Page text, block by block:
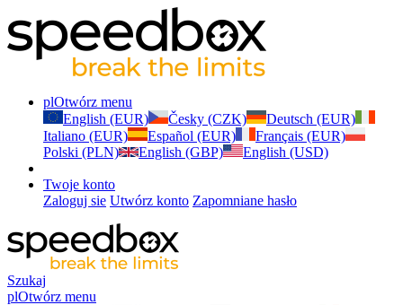
plOtwórz menu
English (EUR)
Česky (CZK)
Deutsch (EUR)
Italiano (EUR)
Español (EUR)
Français (EUR)
Polski (PLN)
English (GBP) English (USD)
Twoje konto
Zaloguj sie Utwórz konto Zapomniane hasło
Szukaj
plOtwórz menu